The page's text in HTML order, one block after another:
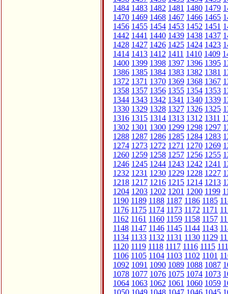
1484 1483 1482 1481 1480 1479
1470 1469 1468 1467 1466 1465
1456 1455 1454 1453 1452 1451
1442 1441 1440 1439 1438 1437
1428 1427 1426 1425 1424 1423
1414 1413 1412 1411 1410 1409
1400 1399 1398 1397 1396 1395
1386 1385 1384 1383 1382 1381
1372 1371 1370 1369 1368 1367
1358 1357 1356 1355 1354 1353
1344 1343 1342 1341 1340 1339
1330 1329 1328 1327 1326 1325
1316 1315 1314 1313 1312 1311
1302 1301 1300 1299 1298 1297
1288 1287 1286 1285 1284 1283
1274 1273 1272 1271 1270 1269
1260 1259 1258 1257 1256 1255
1246 1245 1244 1243 1242 1241
1232 1231 1230 1229 1228 1227
1218 1217 1216 1215 1214 1213
1204 1203 1202 1201 1200 1199
1190 1189 1188 1187 1186 1185
1176 1175 1174 1173 1172 1171
1162 1161 1160 1159 1158 1157
1148 1147 1146 1145 1144 1143
1134 1133 1132 1131 1130 1129
1120 1119 1118 1117 1116 1115
1106 1105 1104 1103 1102 1101
1092 1091 1090 1089 1088 1087
1078 1077 1076 1075 1074 1073
1064 1063 1062 1061 1060 1059